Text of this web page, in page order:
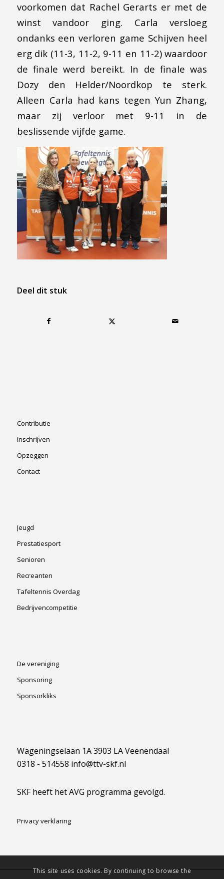
voorkomen dat Rachel Gerarts er met de
winst vandoor ging. Carla versloeg
ondanks een verloren game Schijven heel
erg dik (11-3, 11-2, 9-11 en 11-2) waardoor
de finale werd bereikt. In de finale was
Dozy den Helder/Noordkop te sterk.
Alleen Carla had kans tegen Yun Zhang,
maar zij verloor met 9-11 in de
beslissende vijfde game.
Deel dit stuk
Contributie
Inschrijven
Opzeggen
Contact
Jeugd
Prestatiesport
Senioren
Recreanten
Tafeltennis Overdag
Bedrijvencompetitie
De vereniging
Sponsoring
Sponsorkliks
Wageningselaan 1A 3903 LA Veenendaal
0318 - 514558 info@ttv-skf.nl
SKF heeft het AVG programma gevolgd.
Privacy verklaring
This site uses cookies. By continuing to browse the